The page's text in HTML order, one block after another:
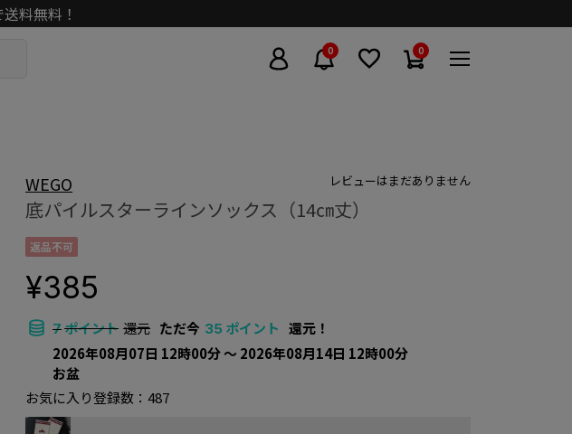
料無料！
0 0
WEGO レビューはまだありません
底パイルスターラインソックス（14㎝丈）
返品不可
¥385
7ポイント 還元 ただ今 35 ポイント 還元！
2026年08月07日 12時00分 〜 2026年08月14日 12時00分
お盆
お気に入り登録数：487